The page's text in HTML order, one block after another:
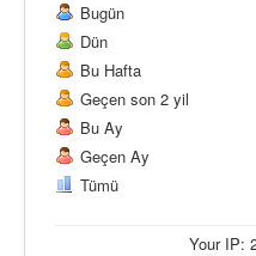
Bugün
Dün
Bu Hafta
Geçen son 2 yil
Bu Ay
Geçen Ay
Tümü
Your IP: